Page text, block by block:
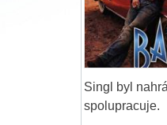
Singl byl
spolupracuje.